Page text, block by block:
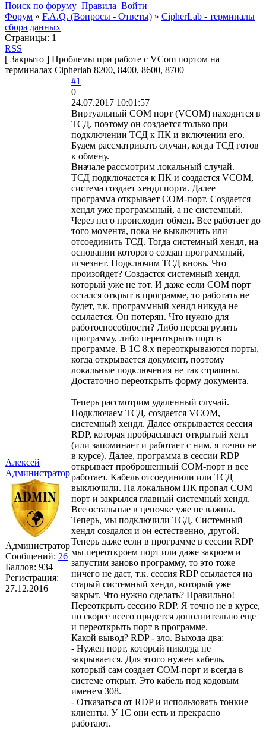
Поиск по форуму Правила Войти
Форум » F.A.Q. (Вопросы - Ответы) » CipherLab - терминалы
сбора данных
Страницы: 1
RSS
[ Закрыто ] Проблемы при работе с VСom портом на
терминалах Cipherlab 8200, 8400, 8600, 8700
Алексей
Администратор
Администратор
Сообщений: 26
Баллов: 934
Регистрация:
27.12.2016
#1
0
24.07.2017 10:01:57
Виртуальный СОМ порт (VCOM) находится в
ТСД, поэтому он создается только при
подключении ТСД к ПК и включении его.
Будем рассматривать случаи, когда ТСД готов
к обмену.
Вначале рассмотрим локальный случай.
ТСД подключается к ПК и создается VCOM,
система создает хендл порта. Далее
программа открывает СОМ-порт. Создается
хендл уже программный, а не системный.
Через него происходит обмен. Все работает до
того момента, пока не выключить или
отсоединить ТСД. Тогда системный хендл, на
основании которого создан программный,
исчезнет. Подключим ТСД вновь. Что
произойдет? Создастся системный хендл,
который уже не тот. И даже если СОМ порт
остался открыт в программе, то работать не
будет, т.к. программный хендл никуда не
ссылается. Он потерян. Что нужно для
работоспособности? Либо перезагрузить
программу, либо переоткрыть порт в
программе. В 1С 8.х переоткрываются порты,
когда открывается документ, поэтому
локальные подключения не так страшны.
Достаточно переоткрыть форму документа.
Теперь рассмотрим удаленный случай.
Подключаем ТСД, создается VCOM,
системный хендл. Далее открывается сессия
RDP, которая пробрасывает открытый хенл
(или запоминает и работает с ним, я точно не
в курсе). Далее, программа в сессии RDP
открывает проброшенный СОМ-порт и все
работает. Кабель отсоединили или ТСД
выключили. На локальном ПК пропал СОМ
порт и закрылся главный системный хендл.
Все остальные в цепочке уже не важны.
Теперь, мы подключили ТСД. Системный
хендл создался и он естественно, другой.
Теперь даже если в программе в сессии RDP
мы переоткроем порт или даже закроем и
запустим заново программу, то это тоже
ничего не даст, т.к. сессия RDP ссылается на
старый системный хендл, который уже
закрыт. Что нужно сделать? Правильно!
Переоткрыть сессию RDP. Я точно не в курсе,
но скорее всего придется дополнительно еще
и переоткрыть порт в программе.
Какой вывод? RDP - зло. Выхода два:
- Нужен порт, который никогда не
закрывается. Для этого нужен кабель,
который сам создает СОМ-порт и всегда в
системе открыт. Это кабель под кодовым
именем 308.
- Отказаться от RDP и использовать тонкие
клиенты. У 1С они есть и прекрасно
работают.